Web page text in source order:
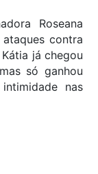
Roseana
contra
já chegou
só ganhou
nas